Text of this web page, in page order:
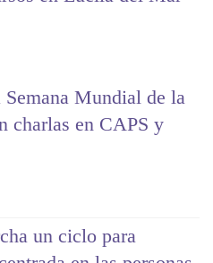
Mundial de la
charlas en CAPS y
un ciclo para